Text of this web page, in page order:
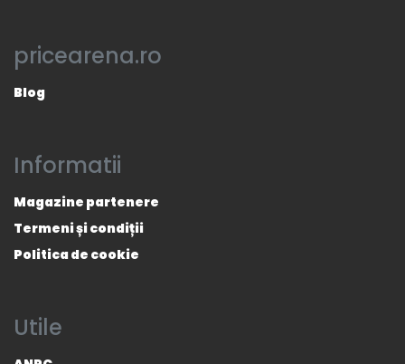
pricearena.ro
Blog
Informatii
Magazine partenere
Termeni și condiții
Politica de cookie
Utile